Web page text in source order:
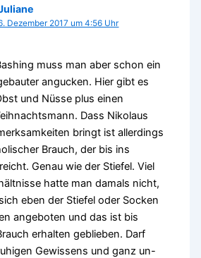
Dezember 2017 um 4:56 Uhr
muss man aber schon ein
angucken. Hier gibt es
und Nüsse plus einen
Dass Nikolaus
bringt ist allerdings
Brauch, der bis ins
Genau wie der Stiefel. Viel
hatte man damals nicht,
eben der Stiefel oder Socken
angeboten und das ist bis
erhalten geblieben. Darf
Gewissens und ganz un-